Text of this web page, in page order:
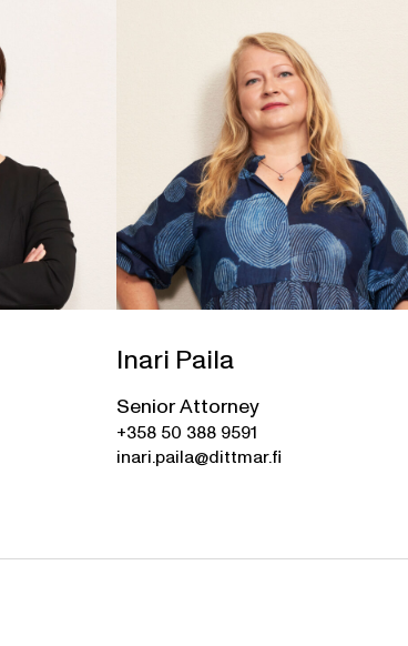
Inari Paila
Senior Attorney
+358 50 388 9591
inari.paila@dittmar.fi